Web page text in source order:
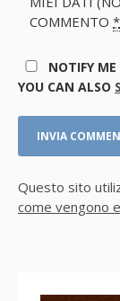
COMMENTO *
NOTIFY
YOU CAN ALSO
Questo sito
come vengono